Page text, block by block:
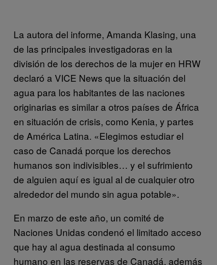
La autora del informe, Amanda Klasing, una
de las principales investigadoras en la
división de los derechos de la mujer en HRW
declaró a VICE News que la situación del
agua para los habitantes de las naciones
originarias es similar a otros países de África
en situación de crisis, como Kenia, y partes
de América Latina. «Elegimos estudiar el
caso de Canadá porque los derechos
humanos son indivisibles… y el sufrimiento
de alguien aquí es igual al de cualquier otro
alrededor del mundo sin agua potable».
En marzo de este año, un comité de
Naciones Unidas condenó el limitado acceso
que hay al agua destinada al consumo
humano en las reservas de Canadá, además